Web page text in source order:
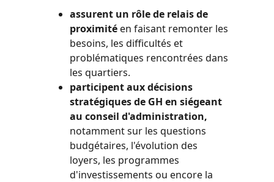
assurent un rôle de relais de
proximitéen faisant remonter les
besoins, les difficultés et
problématiques rencontrées dans
les quartiers.
participent aux décisions
stratégiques de GH en siégeant
au conseil d'administration,
notamment sur les questions
budgétaires, l'évolution des
loyers, les programmes
d'investissements ou encore la